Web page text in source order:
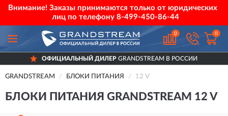
Внимание! Заказы принимаются только от юридических
лиц по телефону 8-499-450-86-44
0 0
ОФИЦИАЛЬНЫЙ ДИЛЕРGRANDSTREAM В РОССИИ
GRANDSTREAM БЛОКИ ПИТАНИЯ 12 V
БЛОКИ ПИТАНИЯ GRANDSTREAM 12 V